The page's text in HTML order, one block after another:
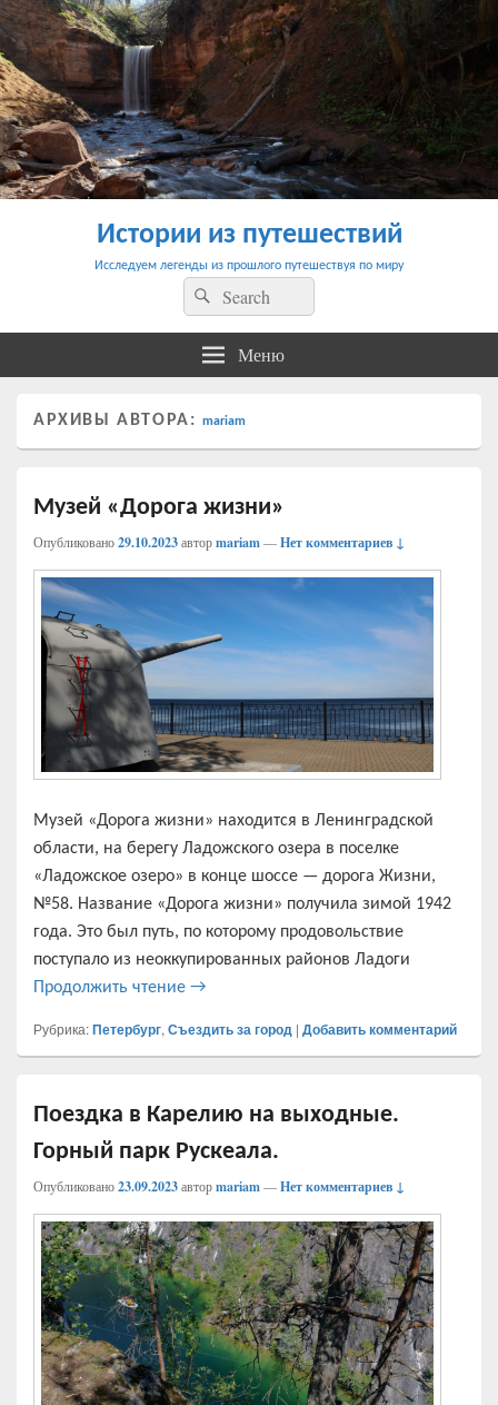
Истории из путешествий
Исследуем легенды из прошлого путешествуя по миру
Найти:Поиск
Меню
АРХИВЫ АВТОРА: mariam
Музей «Дорога жизни»
Опубликовано29.10.2023авторmariam—Нет комментариев ↓
Музей «Дорога жизни» находится в Ленинградской
области, на берегу Ладожского озера в поселке
«Ладожское озеро» в конце шоссе — дорога Жизни,
№58. Название «Дорога жизни» получила зимой 1942
года. Это был путь, по которому продовольствие
поступало из неоккупированных районов Ладоги
Продолжить чтение Музей «Дорога жизни»
→
Рубрика:Петербург, Съездить за город | Добавить комментарий
Поездка в Карелию на выходные.
Горный парк Рускеала.
Опубликовано23.09.2023авторmariam—Нет комментариев ↓